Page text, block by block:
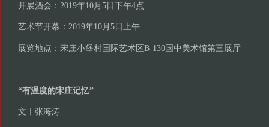
开展酒会：2019年10月5日下午4点
艺术节开幕：2019年10月5日上午
展览地点：宋庄小堡村国际艺术区B-130国中美术馆第三展厅
“有温度的宋庄记忆”
文︱张海涛